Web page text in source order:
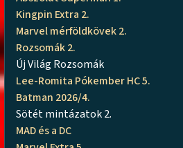
Kingpin Extra 2.
Marvel mérföldkövek 2.
Rozsomák 2.
Új Világ Rozsomák
Lee-Romita Pókember HC 5.
Batman 2026/4.
Sötét mintázatok 2.
MAD és a DC